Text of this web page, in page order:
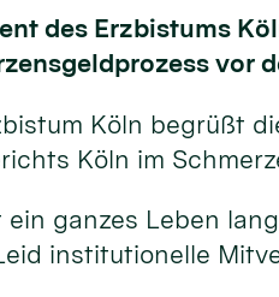
des Erzbistums
vor
Köln begrüßt
Köln im
ganzes Leben
institutionelle